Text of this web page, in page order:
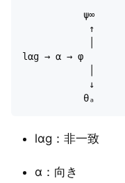
           ψ∞
            ↑
lαg → α → φ
            ↓
lαg：非一致
α：向き